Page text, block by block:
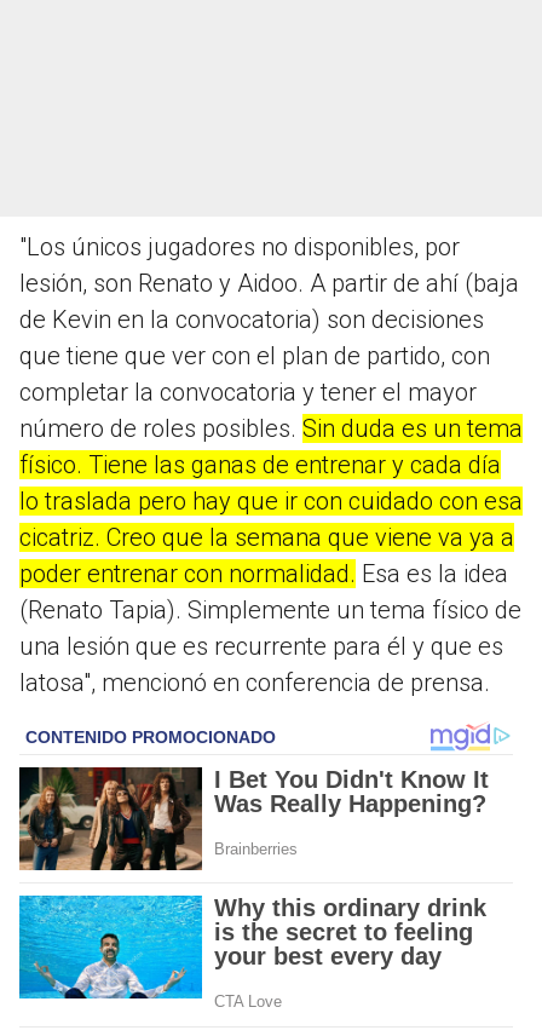
"Los únicos jugadores no disponibles, por
lesión, son Renato y Aidoo. A partir de ahí (baja
de Kevin en la convocatoria) son decisiones
que tiene que ver con el plan de partido, con
completar la convocatoria y tener el mayor
número de roles posibles. Sin duda es un tema
físico. Tiene las ganas de entrenar y cada día
lo traslada pero hay que ir con cuidado con esa
cicatriz. Creo que la semana que viene va ya a
poder entrenar con normalidad. Esa es la idea
(Renato Tapia). Simplemente un tema físico de
una lesión que es recurrente para él y que es
latosa", mencionó en conferencia de prensa.